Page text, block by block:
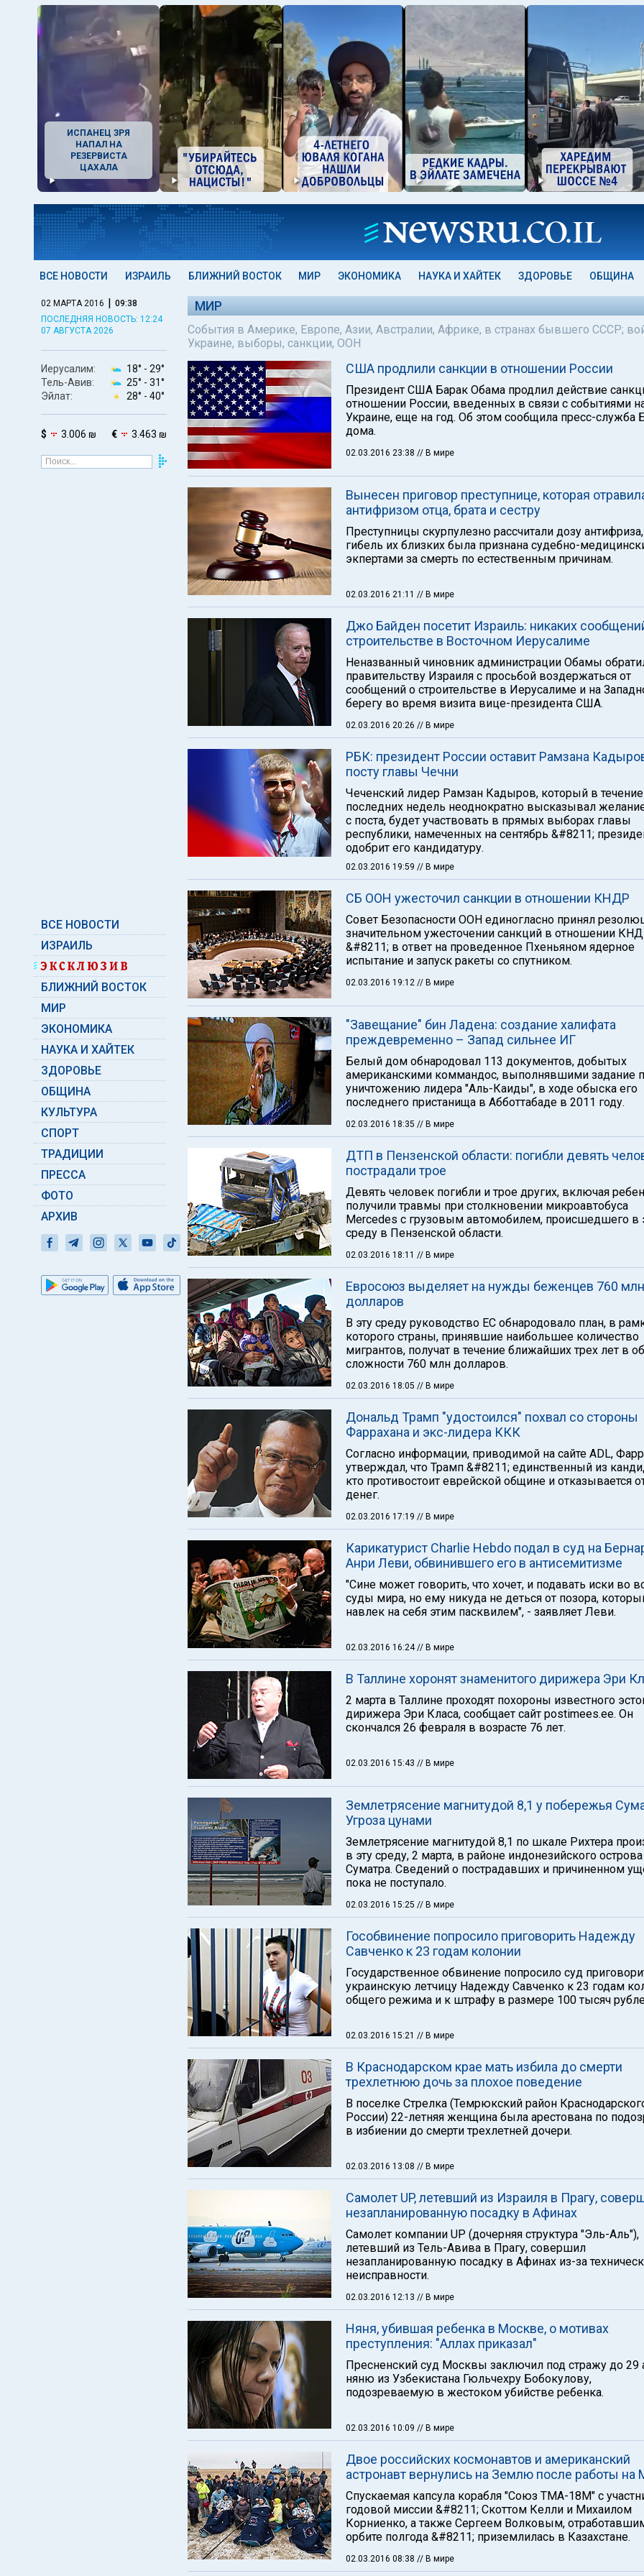
ИСПАНЕЦ ЗРЯ
НАПАЛ НА
РЕЗЕРВИСТА
ЦАХАЛА
ВСЕ НОВОСТИ ИЗРАИЛЬ БЛИЖНИЙ ВОСТОК МИР ЭКОНОМИКА НАУКА И ХАЙТЕК ЗДОРОВЬЕ ОБЩИНА
02 МАРТА 2016 | 09:38
ПОСЛЕДНЯЯ НОВОСТЬ: 12:24
07 АВГУСТА 2026
Иерусалим: 18° - 29°
Тель-Авив:
25° - 31°
Эйлат:
28° - 40°
$ 3.006 ₪ € 3.463 ₪
ВСЕ НОВОСТИ
ИЗРАИЛЬ
БЛИЖНИЙ ВОСТОК
МИР
ЭКОНОМИКА
НАУКА И ХАЙТЕК
ЗДОРОВЬЕ
ОБЩИНА
КУЛЬТУРА
СПОРТ
ТРАДИЦИИ
ПРЕССА
ФОТО
АРХИВ
МИР
События в Америке, Европе, Азии, Австралии, Африке, в странах бывшего СССР;
Украине, выборы, санкции, ООН
США продлили санкции в отношении России
Президент США Барак Обама продлил действие
отношении России, введенных в связи с событиями
Украине, еще на год. Об этом сообщила пресс-служба
дома.
02.03.2016 23:38 // В мире
Вынесен приговор преступнице, которая
антифризом отца, брата и сестру
Преступницы скурпулезно рассчитали дозу
гибель их близких была признана судебно-
экпертами за смерть по естественным причинам.
02.03.2016 21:11 // В мире
Джо Байден посетит Израиль: никаких
строительстве в Восточном Иерусалиме
Неназванный чиновник администрации Обамы
правительству Израиля с просьбой воздержаться от
сообщений о строительстве в Иерусалиме и на
берегу во время визита вице-президента США.
02.03.2016 20:26 // В мире
РБК: президент России оставит Рамзана
посту главы Чечни
Чеченский лидер Рамзан Кадыров, который в течение
последних недель неоднократно высказывал
с поста, будет участвовать в прямых выборах главы
республики, намеченных на сентябрь &#8211;
одобрит его кандидатуру.
02.03.2016 19:59 // В мире
СБ ООН ужесточил санкции в отношении КНДР
Совет Безопасности ООН единогласно принял
значительном ужесточении санкций в отношении
&#8211; в ответ на проведенное Пхеньяном ядерное
испытание и запуск ракеты со спутником.
02.03.2016 19:12 // В мире
"Завещание" бин Ладена: создание халифата
преждевременно – Запад сильнее ИГ
Белый дом обнародовал 113 документов, добытых
американскими коммандос, выполнявшими задание
уничтожению лидера "Аль-Каиды", в ходе обыска его
последнего пристанища в Абботтабаде в 2011 году.
02.03.2016 18:35 // В мире
ДТП в Пензенской области: погибли девять
пострадали трое
Девять человек погибли и трое других, включая
получили травмы при столкновении микроавтобуса
Mercedes с грузовым автомобилем, происшедшего в
среду в Пензенской области.
02.03.2016 18:11 // В мире
Евросоюз выделяет на нужды беженцев 760 млн
долларов
В эту среду руководство ЕС обнародовало план, в
которого страны, принявшие наибольшее количество
мигрантов, получат в течение ближайших трех лет в
сложности 760 млн долларов.
02.03.2016 18:05 // В мире
Дональд Трамп "удостоился" похвал со стороны
Фаррахана и экс-лидера ККК
Согласно информации, приводимой на сайте ADL,
утверждал, что Трамп &#8211; единственный из
кто противостоит еврейской общине и отказывается
денег.
02.03.2016 17:19 // В мире
Карикатурист Charlie Hebdo подал в суд на
Анри Леви, обвинившего его в антисемитизме
"Сине может говорить, что хочет, и подавать иски во
суды мира, но ему никуда не деться от позора,
навлек на себя этим пасквилем", - заявляет Леви.
02.03.2016 16:24// В мире
В Таллине хоронят знаменитого дирижера Эри
2 марта в Таллине проходят похороны известного
дирижера Эри Класа, сообщает сайт postimees.ee. Он
скончался 26 февраля в возрасте 76 лет.
02.03.2016 15:43 // В мире
Землетрясение магнитудой 8,1 у побережья
Угроза цунами
Землетрясение магнитудой 8,1 по шкале Рихтера
в эту среду, 2 марта, в районе индонезийского острова
Суматра. Сведений о пострадавших и причиненном
пока не поступало.
02.03.2016 15:25 // В мире
Гособвинение попросило приговорить Надежду
Савченко к 23 годам колонии
Государственное обвинение попросило суд
украинскую летчицу Надежду Савченко к 23 годам
общего режима и к штрафу в размере 100 тысяч
02.03.2016 15:21 // В мире
В Краснодарском крае мать избила до смерти
трехлетнюю дочь за плохое поведение
В поселке Стрелка (Темрюкский район
России) 22-летняя женщина была арестована по
в избиении до смерти трехлетней дочери.
02.03.2016 13:08 // В мире
Самолет UP, летевший из Израиля в Прагу,
незапланированную посадку в Афинах
Самолет компании UP (дочерняя структура "Эль-Аль"),
летевший из Тель-Авива в Прагу, совершил
незапланированную посадку в Афинах из-за
неисправности.
02.03.2016 12:13 // В мире
Няня, убившая ребенка в Москве, о мотивах
преступления: "Аллах приказал"
Пресненский суд Москвы заключил под стражу до 29
няню из Узбекистана Гюльчехру Бобокулову,
подозреваемую в жестоком убийстве ребенка.
02.03.2016 10:09 // В мире
Двое российских космонавтов и американский
астронавт вернулись на Землю после работы на
Спускаемая капсула корабля "Союз ТМА-18М" с
годовой миссии &#8211; Скоттом Келли и Михаилом
Корниенко, а также Сергеем Волковым,
орбите полгода &#8211; приземлилась в Казахстане.
02.03.2016 08:38 // В мире